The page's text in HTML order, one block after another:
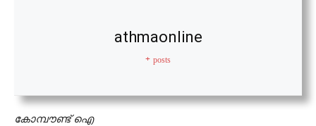
athmaonline
+ posts
കോമ്പൗണ്ട് ഐ